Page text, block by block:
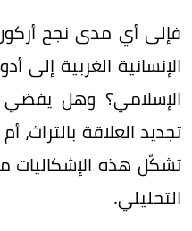
فإلى أي مدى نجح
الإنسانية الغربية إلى
الإسلامي؟ وهل يفضي
تجديد العلاقة
تشكّل هذه الإشكاليات
التحليلي.